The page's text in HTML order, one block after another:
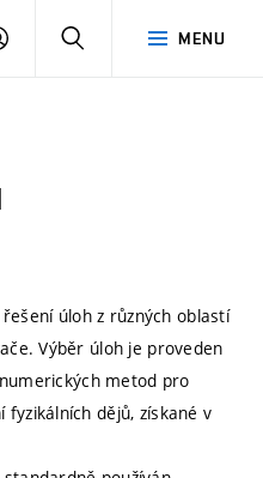
MENU
PŘIHLÁSIT
úloh z různých oblastí
Výběr úloh je proveden
metod pro
dějů, získané v